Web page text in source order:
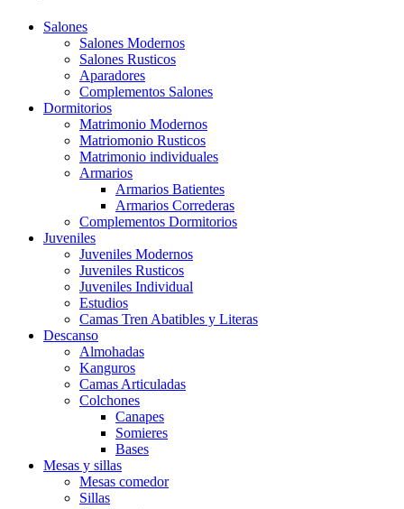
Salones
Salones Modernos
Salones Rusticos
Aparadores
Complementos Salones
Dormitorios
Matrimonio Modernos
Matriomonio Rusticos
Matrimonio individuales
Armarios
Armarios Batientes
Armarios Correderas
Complementos Dormitorios
Juveniles
Juveniles Modernos
Juveniles Rusticos
Juveniles Individual
Estudios
Camas Tren Abatibles y Literas
Descanso
Almohadas
Kanguros
Camas Articuladas
Colchones
Canapes
Somieres
Bases
Mesas y sillas
Mesas comedor
Sillas